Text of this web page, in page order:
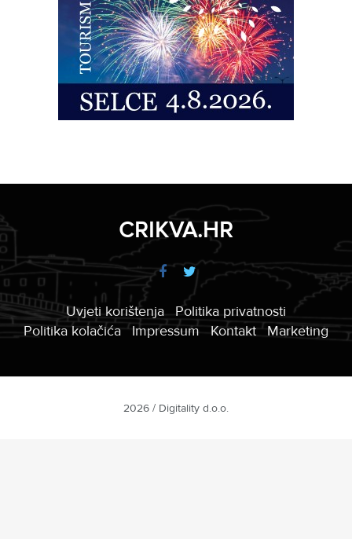
CRIKVA.HR
Uvjeti korištenja
Politika privatnosti
Politika kolačića
Impressum Kontakt Marketing
2026 / Digitality d.o.o.